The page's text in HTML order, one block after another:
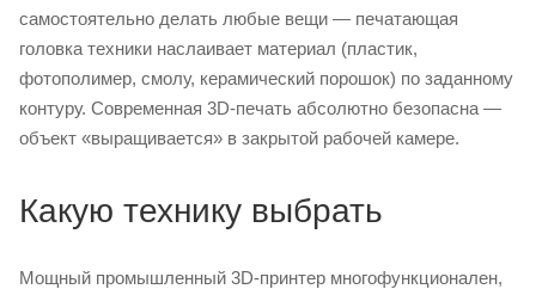
самостоятельно делать любые вещи — печатающая
головка техники наслаивает материал (пластик,
фотополимер, смолу, керамический порошок) по заданному
контуру. Современная 3D-печать абсолютно безопасна —
объект «выращивается» в закрытой рабочей камере.
Какую технику выбрать
Мощный промышленный 3D-принтер многофункционален,